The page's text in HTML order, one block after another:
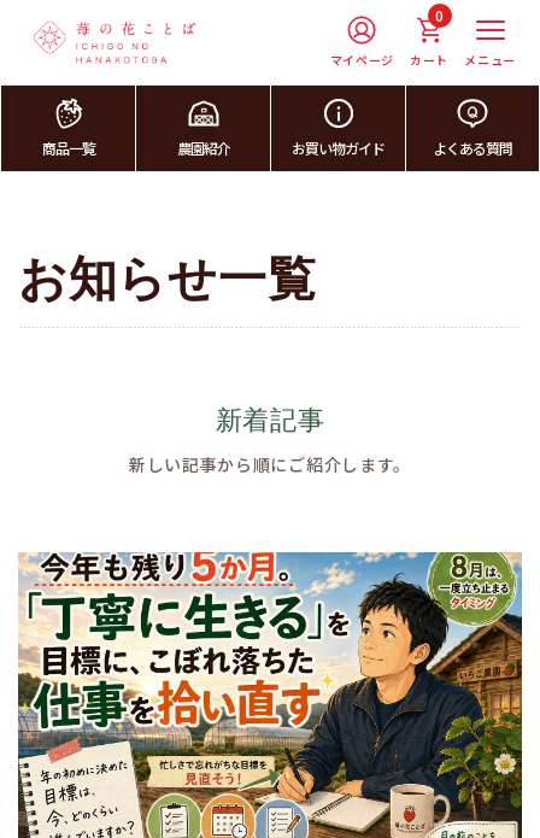
マイページ カート
0
メニュー
商品一覧 農園紹介 お買い物ガイド よくある質問
お知らせ一覧
新着記事
新しい記事から順にご紹介します。